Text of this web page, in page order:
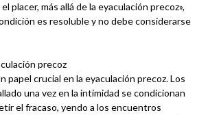
placer, más allá de la eyaculación precoz»,
es resoluble y no debe considerarse
precoz
papel crucial en la eyaculación precoz. Los
una vez en la intimidad se condicionan
el fracaso, yendo a los encuentros